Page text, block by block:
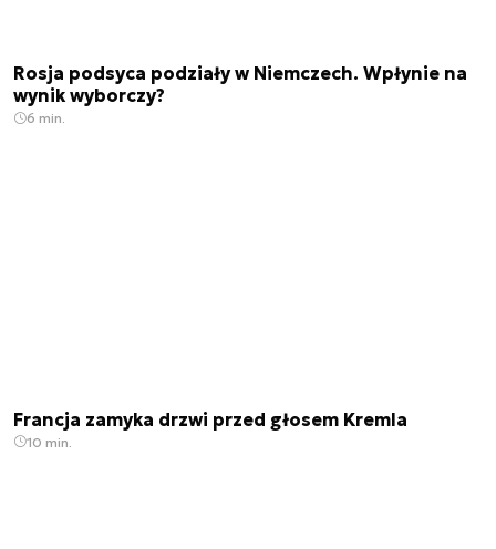
Rosja podsyca podziały w Niemczech. Wpłynie na
wynik wyborczy?
6 min.
Francja zamyka drzwi przed głosem Kremla
10 min.